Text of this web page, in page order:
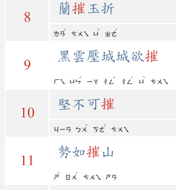
8
蘭摧玉折
ㄌㄢ
ˊ
ㄘㄨㄟ ㄩ
ˋ
ㄓㄜ
ˊ
9
黑雲壓城城欲摧
ㄏㄟ ㄩㄣ
ˊ
ㄧㄚ ㄔㄥ
ˊ
ㄔㄥ
ˊ
ㄩ
ˋ
ㄘㄨㄟ
10
堅不可摧
ㄐㄧㄢ ㄅㄨ
ˋ
ㄎㄜ
ˇ
ㄘㄨㄟ
11
勢如摧 山
ㄕ
ˋ
ㄖㄨ
ˊ
ㄘㄨㄟ ㄕㄢ